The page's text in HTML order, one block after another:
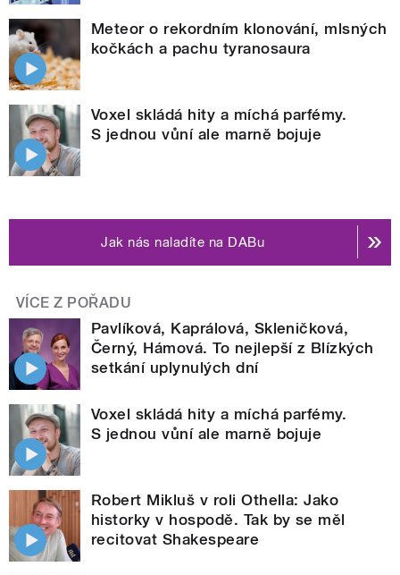
Meteor o rekordním klonování, mlsných
kočkách a pachu tyranosaura
Voxel skládá hity a míchá parfémy.
S jednou vůní ale marně bojuje
Jak nás naladíte na DABu
VÍCE Z POŘADU
Pavlíková, Kaprálová, Skleničková,
Černý, Hámová. To nejlepší z Blízkých
setkání uplynulých dní
Voxel skládá hity a míchá parfémy.
S jednou vůní ale marně bojuje
Robert Mikluš v roli Othella: Jako
historky v hospodě. Tak by se měl
recitovat Shakespeare